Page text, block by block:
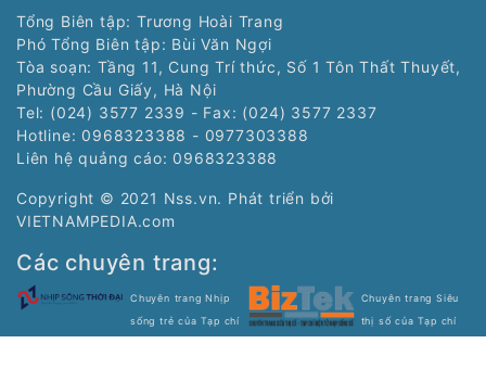
Tổng Biên tập: Trương Hoài Trang
Phó Tổng Biên tập: Bùi Văn Ngợi
Tòa soạn: Tầng 11, Cung Trí thức, Số 1 Tôn Thất Thuyết,
Phường Cầu Giấy, Hà Nội
Tel: (024) 3577 2339 - Fax: (024) 3577 2337
Hotline: 0968323388 - 0977303388
Liên hệ quảng cáo: 0968323388
Copyright © 2021 Nss.vn. Phát triển bởi
VIETNAMPEDIA.com
Các chuyên trang:
Chuyên trang Nhịp
sống trẻ của Tạp chí
Chuyên trang Siêu
thị số của Tạp chí